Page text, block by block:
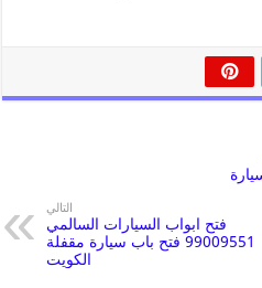
باب سيارة
التالي
فتح ابواب السيارات السالمي
99009551 فتح باب سيارة مقفلة
الكويت